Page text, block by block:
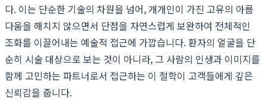
다. 이는 단순한 기술의 차원을 넘어, 개개인이 가진 고유의 아름
다움을 해치지 않으면서 단점을 자연스럽게 보완하여 전체적인
조화를 이끌어내는 예술적 접근에 가깝습니다. 환자의 얼굴을 단
순히 시술 대상으로 보는 것이 아니라, 그 사람의 인생과 이미지를
함께 고민하는 파트너로서 접근하는 이 철학이 고객들에게 깊은
신뢰감을 줍니다.